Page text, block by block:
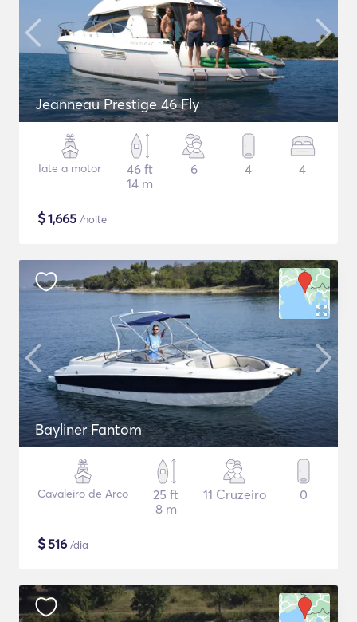
Jeanneau Prestige 46 Fly
Iate a motor
46 ft
14 m
6 4 4
$1,665 /noite
Bayliner Fantom
Cavaleiro de Arco
25 ft
8 m
11 Cruzeiro 0
$516 /dia